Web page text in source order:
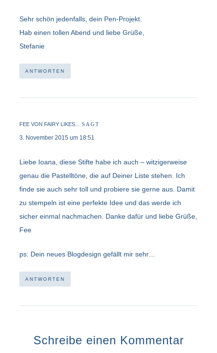
Sehr schön jedenfalls, dein Pen-Projekt.
Hab einen tollen Abend und liebe Grüße,
Stefanie
ANTWORTEN
FEE VON FAIRY LIKES... SAGT
3. November 2015 um 18:51
Liebe Ioana, diese Stifte habe ich auch – witzigerweise
genau die Pastelltöne, die auf Deiner Liste stehen. Ich
finde sie auch sehr toll und probiere sie gerne aus. Damit
zu stempeln ist eine perfekte Idee und das werde ich
sicher einmal nachmachen. Danke dafür und liebe Grüße,
Fee
ps: Dein neues Blogdesign gefällt mir sehr…
ANTWORTEN
Schreibe einen Kommentar